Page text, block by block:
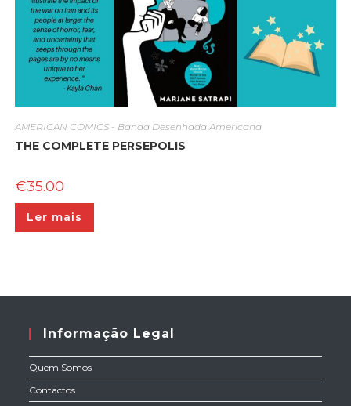
AMERICAN COMICS - Banda Desenhada Americana
THE COMPLETE PERSEPOLIS
€35.00
Ler mais
Informação Legal
Quem Somos
Contactos